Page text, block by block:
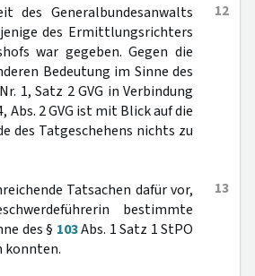
12
des Generalbundesanwalts
des Ermittlungsrichters
war gegeben. Gegen die
Bedeutung im Sinne des
1, Satz 2 GVG in Verbindung
Abs. 2 GVG ist mit Blick auf die
des Tatgeschehens nichts zu
13
Tatsachen dafür vor,
bestimmte
des § 103Abs. 1 Satz 1 StPO
konnten.